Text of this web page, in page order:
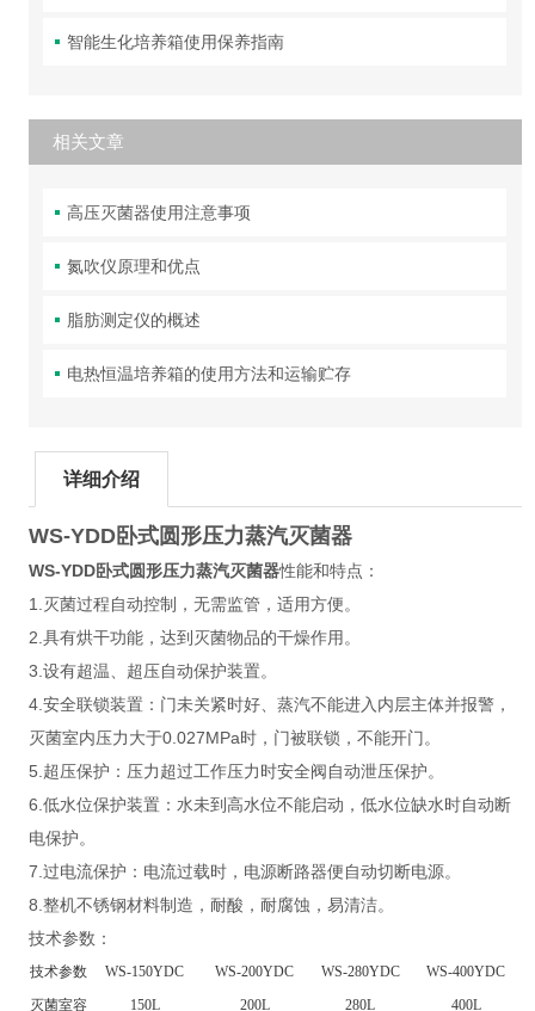
智能生化培养箱使用保养指南
相关文章
高压灭菌器使用注意事项
氮吹仪原理和优点
脂肪测定仪的概述
电热恒温培养箱的使用方法和运输贮存
详细介绍
WS-YDD卧式圆形压力蒸汽灭菌器
WS-YDD卧式圆形压力蒸汽灭菌器性能和特点：
1.灭菌过程自动控制，无需监管，适用方便。
2.具有烘干功能，达到灭菌物品的干燥作用。
3.设有超温、超压自动保护装置。
4.安全联锁装置：门未关紧时好、蒸汽不能进入内层主体并报警，
灭菌室内压力大于0.027MPa时，门被联锁，不能开门。
5.超压保护：压力超过工作压力时安全阀自动泄压保护。
6.低水位保护装置：水未到高水位不能启动，低水位缺水时自动断
电保护。
7.过电流保护：电流过载时，电源断路器便自动切断电源。
8.整机不锈钢材料制造，耐酸，耐腐蚀，易清洁。
技术参数：
技术参数 WS-150YDC WS-200YDC WS-280YDC
WS-400YDC
灭菌室容
150L 200L 280L 400L